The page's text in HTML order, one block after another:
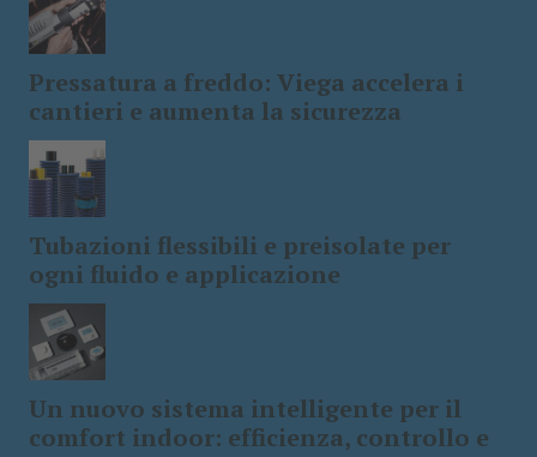
Pressatura a freddo: Viega accelera i
cantieri e aumenta la sicurezza
Tubazioni flessibili e preisolate per
ogni fluido e applicazione
Un nuovo sistema intelligente per il
comfort indoor: efficienza, controllo e